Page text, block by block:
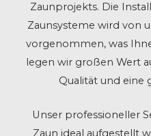
Zaunprojekts. Die
Zaunsysteme wird von
vorgenommen, was
legen wir großen Wert
Qualität und eine
Unser professioneller